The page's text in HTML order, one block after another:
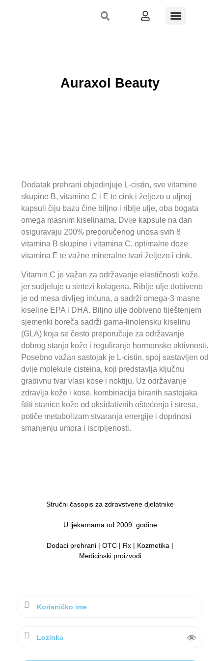
Auraxol Beauty
Dodatak prehrani objedinjuje L-cistin, sve vitamine
skupine B, vitamine C i E te cink i željezo u uljnoj
kapsuli čiju bazu čine biljno i riblje ulje, oba bogata
omega masnim kiselinama. Dvije kapsule na dan
osiguravaju 200% preporučenog unosa svih 8
vitamina B skupine i vitamina C, optimalne doze
vitamina E te važne mineralne tvari željezo i cink.
Vitamin C je važan za održavanje elastičnosti kože,
jer sudjeluje u sintezi kolagena. Riblje ulje dobiveno
je od mesa divljeg inćuna, a sadrži omega-3 masne
kiseline EPA i DHA. Biljno ulje dobiveno tiještenjem
sjemenki boreča sadrži gama-linolensku kiselinu
(GLA) koja se često preporučuje za održavanje
dobrog stanja kože i reguliranje hormonske aktivnosti.
Posebno važan sastojak je L-cistin, spoj sastavljen od
dvije molekule cisteina, koji predstavlja ključnu
gradivnu tvar vlasi kose i noktiju. Uz održavanje
zdravlja kože i kose, kombinacija biranih sastojaka
štiti stanice kože od oksidativnih oštećenja i stresa,
potiče metabolizam stvaranja energije i doprinosi
smanjenju umora i iscrpljenosti.
Stručni časopis za zdravstvene djelatnike
U ljekarnama od 2009. godine
Dodaci prehrani | OTC | Rx | Kozmetika |
Medicinski proizvodi